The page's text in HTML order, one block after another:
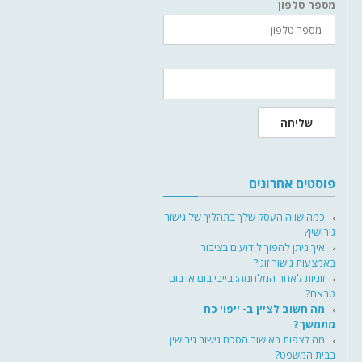
מספר טלפון
שליחה
פוסטים אחרונים
כמה שווה העסק שלך בתהליך של גישור
גירושין?
איך ניתן להפוך לידועים בציבור
באמצעות גישור זוגי?
זוגיות לאחר המלחמה: בייבי בום או בום
טראח?
מה חשוב לציין ב- ייפוי כח
מתמשך?
מה לצפות באישור הסכם גישור גירושין
בבית המשפט?